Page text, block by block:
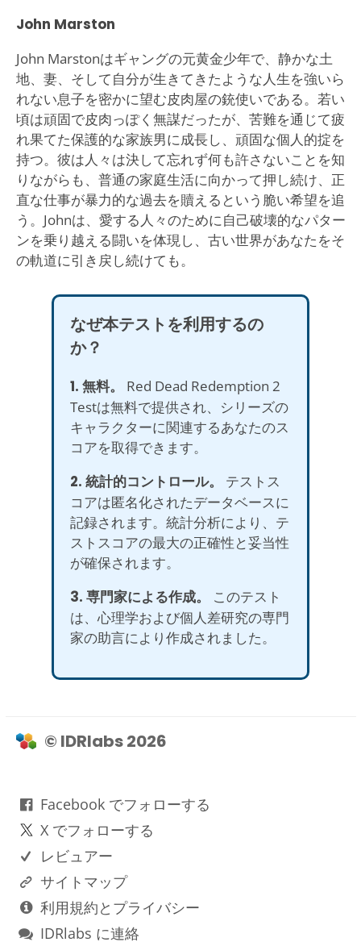
John Marston
John Marstonはギャングの元黄金少年で、静かな土
地、妻、そして自分が生きてきたような人生を強いら
れない息子を密かに望む皮肉屋の銃使いである。若い
頃は頑固で皮肉っぽく無謀だったが、苦難を通じて疲
れ果てた保護的な家族男に成長し、頑固な個人的掟を
持つ。彼は人々は決して忘れず何も許さないことを知
りながらも、普通の家庭生活に向かって押し続け、正
直な仕事が暴力的な過去を贖えるという脆い希望を追
う。Johnは、愛する人々のために自己破壊的なパター
ンを乗り越える闘いを体現し、古い世界があなたをそ
の軌道に引き戻し続けても。
なぜ本テストを利用するの
か？
1. 無料。
Red Dead Redemption 2
Testは無料で提供され、シリーズの
キャラクターに関連するあなたのス
コアを取得できます。
2. 統計的コントロール。
テストス
コアは匿名化されたデータベースに
記録されます。統計分析により、テ
ストスコアの最大の正確性と妥当性
が確保されます。
3. 専門家による作成。
このテスト
は、心理学および個人差研究の専門
家の助言により作成されました。
© IDRlabs 2026
Facebook でフォローする
X でフォローする
レビュアー
サイトマップ
利用規約とプライバシー
IDRlabs に連絡